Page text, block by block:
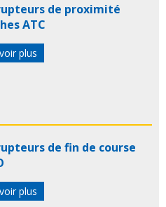
de proximité
ATC
plus
de fin de course
plus